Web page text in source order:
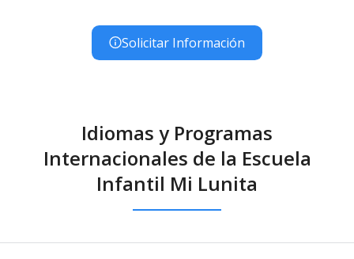
Solicitar Información
Idiomas y Programas
Internacionales de la Escuela
Infantil Mi Lunita